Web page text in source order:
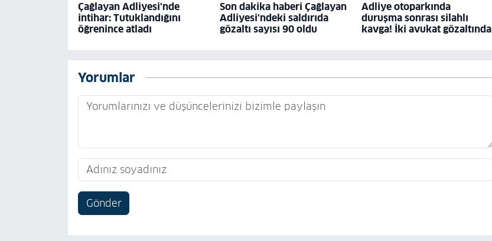
Çağlayan Adliyesi'nde
intihar: Tutuklandığını
öğrenince atladı
Son dakika haberi Çağlayan
Adliyesi'ndeki saldırıda
gözaltı sayısı 90 oldu
Adliye otoparkında
duruşma sonrası silahlı
kavga! İki avukat gözaltında
Yorumlar
Gönder